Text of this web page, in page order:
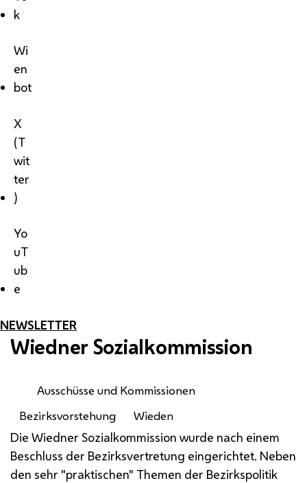
k
Wi
en
bot
X
(T
wit
ter
)
Yo
uT
ub
e
NEWSLETTER
Wiedner Sozialkommission
Ausschüsse und Kommissionen
Bezirksvorstehung
Wieden
Die Wiedner Sozialkommission wurde nach einem
Beschluss der Bezirksvertretung eingerichtet. Neben
den sehr "praktischen" Themen der Bezirkspolitik